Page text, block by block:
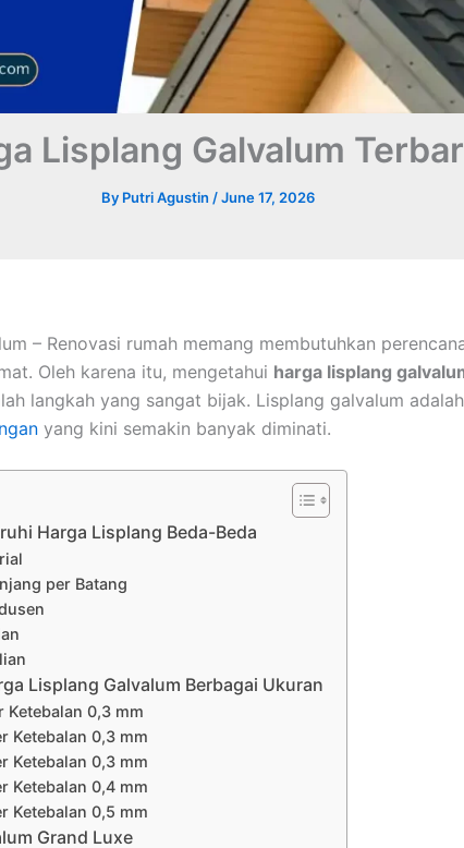
Lisplang Galvalum
By Putri Agustin /June 17, 2026
– Renovasi rumah memang membutuhkan
Oleh karena itu, mengetahui harga lisplang
langkah yang sangat bijak. Lisplang galvalum
yang kini semakin banyak diminati.
Harga Lisplang Beda-Beda
per Batang
Lisplang Galvalum Berbagai Ukuran
Ketebalan 0,3 mm
Ketebalan 0,3 mm
Ketebalan 0,3 mm
Ketebalan 0,4 mm
Ketebalan 0,5 mm
Grand Luxe